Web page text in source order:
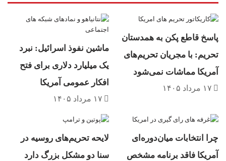
اکثریت تصریح کرد که شهروندی، حقِ داشتنِ حقوق
و مشارکت آزادانه در جامعه سیاسی است و متمم
چهاردهم قانون اساسی این تضمین را برای تمام
افراد متولد شده در خاک آمریکا پابرجا نگاه می‌دارد.
نوزادی را که سالانه در آمریکا متولد می‌شوند و
کرد. با این حال، تحلیل عمیق‌تر آرا نشان می‌دهد که
پاسخ قاطع پکن به همدستان
تحریم: با مجریان تحریم‌های
آمریکا مماشات نمی‌شود
۱۷ مرداد ۱۴۰۵
ماشین نفوذ اسرائیل: نبرد
یک میلیارد دلاری برای فتح
افکار عمومی آمریکا
۱۷ مرداد ۱۴۰۵
چرا انتخابات میان‌دوره‌ای
آمریکا فاقد برنامه مشخص
لایحه تحریم‌های روسیه در
سنا دو مشکل بزرگ دارد